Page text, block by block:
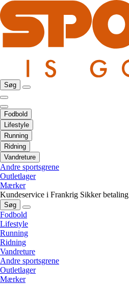
Søg
Fodbold
Lifestyle
Running
Ridning
Vandreture
Andre sportsgrene
Outletlager
Mærker
Kundeservice i Frankrig Sikker betaling
Søg
Fodbold
Lifestyle
Running
Ridning
Vandreture
Andre sportsgrene
Outletlager
Mærker